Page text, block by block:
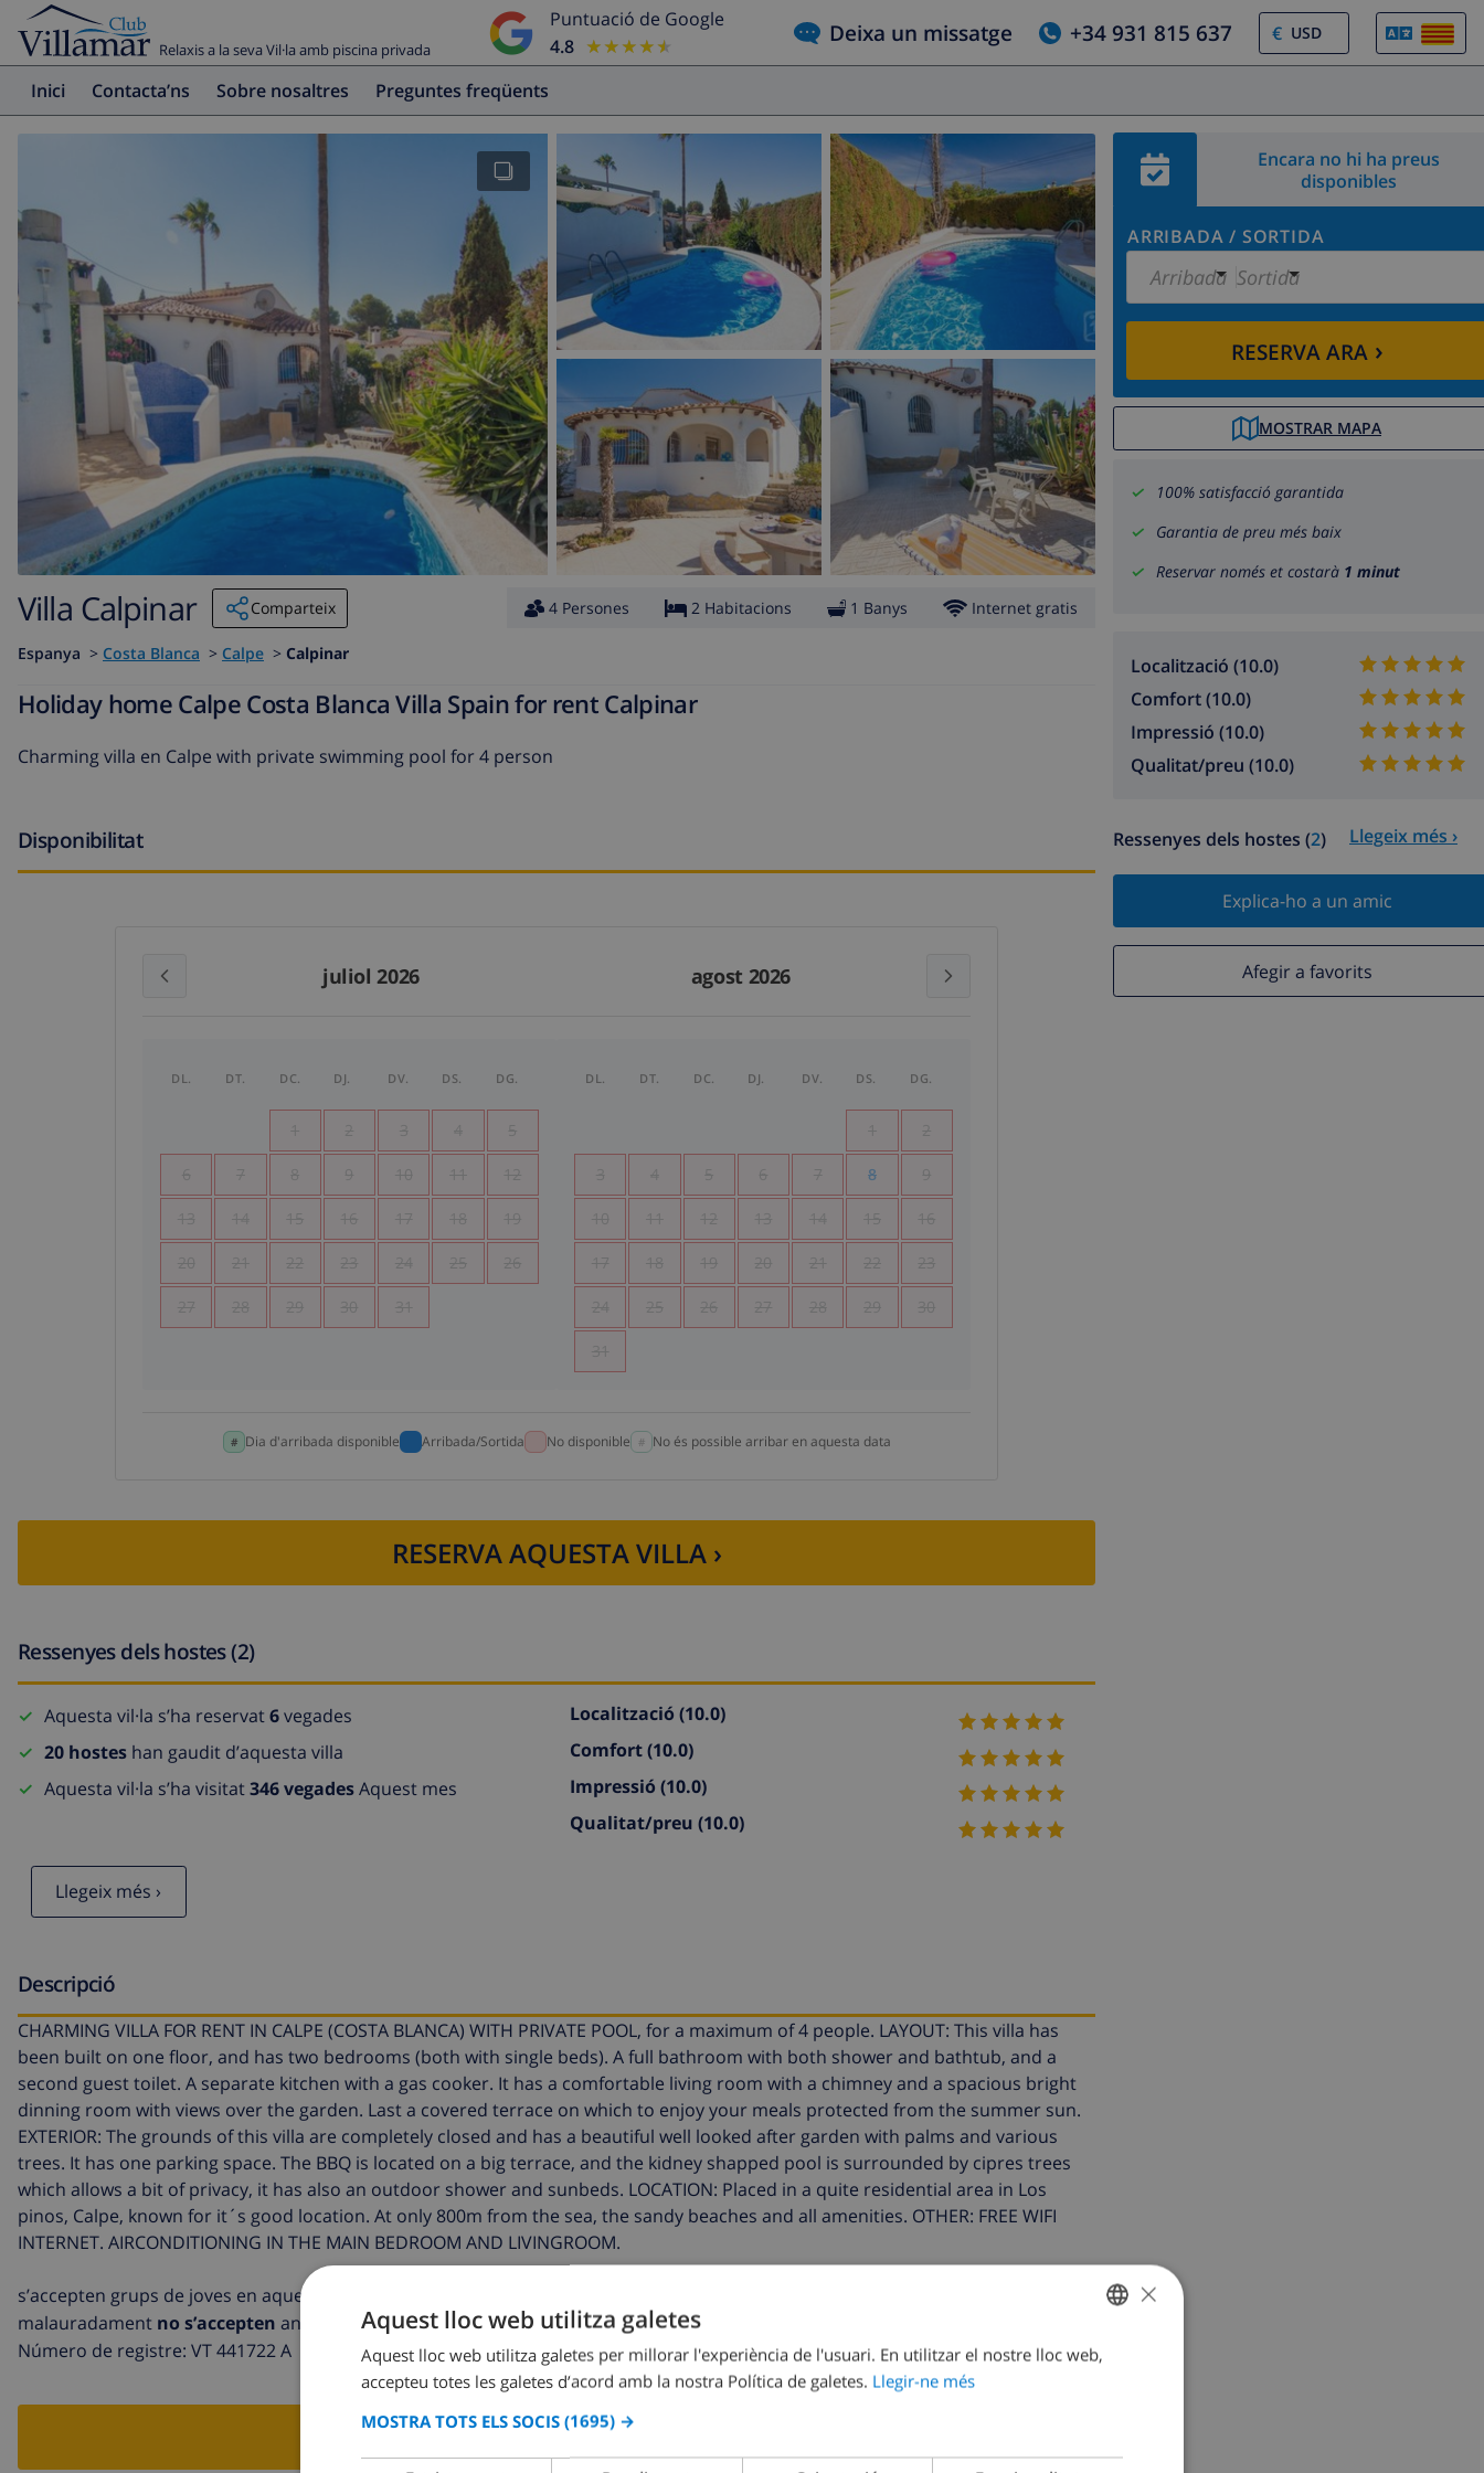
Relaxis a la seva Vil·la amb piscina privada
Puntuació de Google
4.8
★★★★★
★★★★★ Deixa un missatge +34 931 815 637 €
Inici Contacta’ns Sobre nosaltres Preguntes freqüents
Encara no hi ha preus
disponibles
ARRIBADA / SORTIDA
Arribada Sortida
RESERVA ARA›
MOSTRAR MAPA
100% satisfacció garantida
Garantia de preu més baix
Reservar només et costarà 1 minut
Localització (10.0)
Comfort (10.0)
Impressió (10.0)
Qualitat/preu (10.0)
Ressenyes dels hostes (2) Llegeix més ›
Explica-ho a un amic
Afegir a favorits
Villa Calpinar Comparteix 4 Persones 2 Habitacions 1 Banys Internet gratis
Espanya > Costa Blanca > Calpe > Calpinar
Holiday home Calpe Costa Blanca Villa Spain for rent Calpinar
Charming villa en Calpe with private swimming pool for 4 person
Disponibilitat
juliol 2026 agost 2026
DL. DT. DC. DJ. DV. DS. DG.
1 2 3 4 5
6 7 8 9 10 11 12
13 14 15 16 17 18 19
20 21 22 23 24 25 26
27 28 29 30 31
DL. DT. DC. DJ. DV. DS. DG.
1 2
3 4 5 6 7 8 9
10 11 12 13 14 15 16
17 18 19 20 21 22 23
24 25 26 27 28 29 30
31
Dia d'arribada disponible Arribada/Sortida No disponible No és possible arribar en aquesta data
RESERVA AQUESTA VILLA ›
Ressenyes dels hostes (2)
Aquesta vil·la s’ha reservat6vegades
20 hostes han gaudit d’aquesta villa
Aquesta vil·la s’ha visitat346 vegadesAquest mes
Localització (10.0)
Comfort(10.0)
Impressió (10.0)
Qualitat/preu (10.0)
Llegeix més ›
Descripció
CHARMING VILLA FOR RENT IN CALPE (COSTA BLANCA) WITH PRIVATE POOL, for a maximum of 4 people. LAYOUT: This villa has
been built on one floor, and has two bedrooms (both with single beds). A full bathroom with both shower and bathtub, and a
second guest toilet. A separate kitchen with a gas cooker. It has a comfortable living room with a chimney and a spacious bright
dinning room with views over the garden. Last a covered terrace on which to enjoy your meals protected from the summer sun.
EXTERIOR: The grounds of this villa are completely closed and has a beautiful well looked after garden with palms and various
trees. It has one parking space. The BBQ is located on a big terrace, and the kidney shapped pool is surrounded by cipres trees
which allows a bit of privacy, it has also an outdoor shower and sunbeds. LOCATION: Placed in a quite residential area in Los
pinos, Calpe, known for it´s good location. At only 800m from the sea, the sandy beaches and all amenities. OTHER: FREE WIFI
INTERNET. AIRCONDITIONING IN THE MAIN BEDROOM AND LIVINGROOM.
s’accepten grups de joves en aquesta villa
malauradament no s’accepten animals de companyia en aquesta villa
Número de registre: VT 441722 A
RESERVA AQUESTA VILLA ›
CATALAN
SPANISH
×
Aquest lloc web utilitza galetes
Aquest lloc web utilitza galetes per millorar l'experiència de l'usuari. En utilitzar el nostre lloc web,
accepteu totes les galetes d’acord amb la nostra Política de galetes. Llegir-ne més
MOSTRA TOTS ELS SOCIS (1695) →